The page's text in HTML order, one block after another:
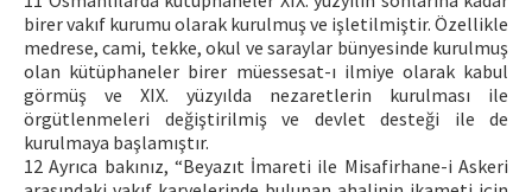
birer vakıf kurumu olarak kurulmuş ve işletilmiştir. Özellikle
medrese, cami, tekke, okul ve saraylar bünyesinde kurulmuş
olan kütüphaneler birer müessesat-ı ilmiye olarak kabul
görmüş ve XIX. yüzyılda nezaretlerin kurulması ile
örgütlenmeleri değiştirilmiş ve devlet desteği ile de
kurulmaya başlamıştır.
12 Ayrıca bakınız, “Beyazıt İmareti ile Misafirhane-i Askeri